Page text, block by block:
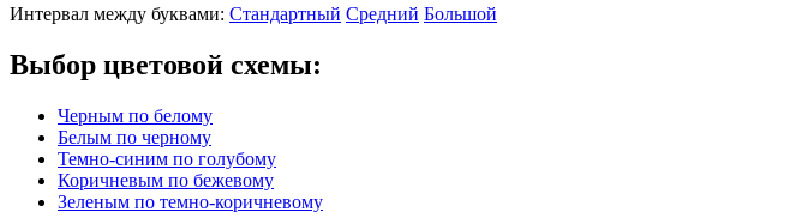
Интервал между буквами: Стандартный Средний Большой
Выбор цветовой схемы:
Черным по белому
Белым по черному
Темно-синим по голубому
Коричневым по бежевому
Зеленым по темно-коричневому